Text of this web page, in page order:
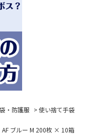
・防護服 >使い捨て手袋
AF ブルー M 200枚 × 10箱